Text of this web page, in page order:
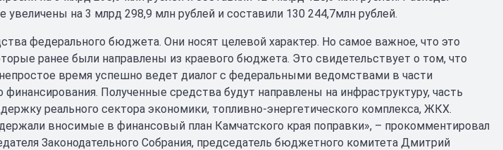
на 3 млрд 298,9 млн рублей и составили 130 244,7млн рублей.
федерального бюджета. Они носят целевой характер. Но самое важное, что это
ранее были направлены из краевого бюджета. Это свидетельствует о том, что
время успешно ведет диалог с федеральными ведомствами в части
финансирования. Полученные средства будут направлены на инфраструктуру, часть
реального сектора экономики, топливно-энергетического комплекса, ЖКХ.
вносимые в финансовый план Камчатского края поправки», – прокомментировал
Законодательного Собрания, председатель бюджетного комитета Дмитрий